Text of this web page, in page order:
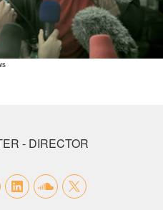
- DIRECTOR